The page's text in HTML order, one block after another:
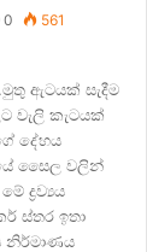
0 561
ඇටයක් සැදීම
වැලි කැටයක්
දේහය
සෛල වලින්
ද්‍රව්‍යය
ස්තර ඉතා
නිර්මාණය